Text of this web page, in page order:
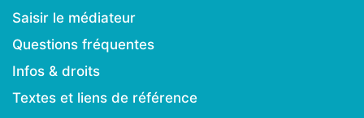
Saisir le médiateur
Questions fréquentes
Infos & droits
Textes et liens de référence